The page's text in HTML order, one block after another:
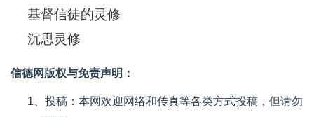
基督信徒的灵修
沉思灵修
信德网版权与免责声明：
1、投稿：本网欢迎网络和传真等各类方式投稿，但请勿